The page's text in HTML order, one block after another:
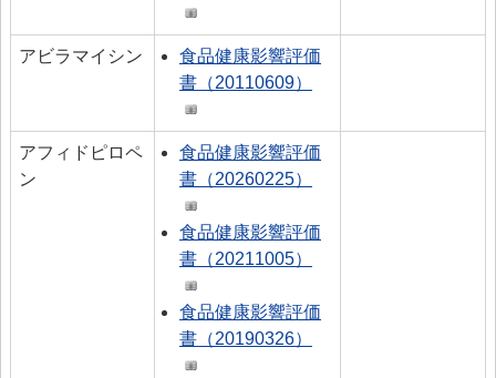
アビラマイシン
食品健康影響評価
書（20110609）
アフィドピロペ
ン
食品健康影響評価
書（20260225）
食品健康影響評価
書（20211005）
食品健康影響評価
書（20190326）